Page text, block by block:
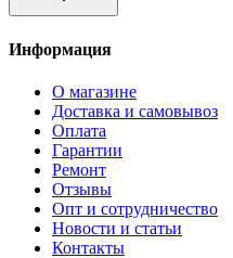
Информация
О магазине
Доставка и самовывоз
Оплата
Гарантии
Ремонт
Отзывы
Опт и сотрудничество
Новости и статьи
Контакты